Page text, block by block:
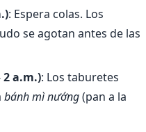
: Espera colas. Los
se agotan antes de las
2 a.m.): Los taburetes
bánh mì nướng(pan a la